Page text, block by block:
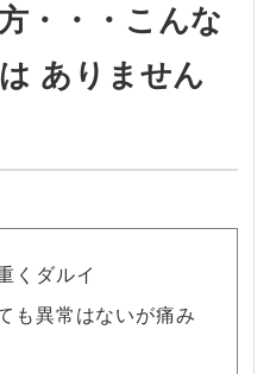
・・・こんな
ありません
くダルイ
も異常はないが痛み